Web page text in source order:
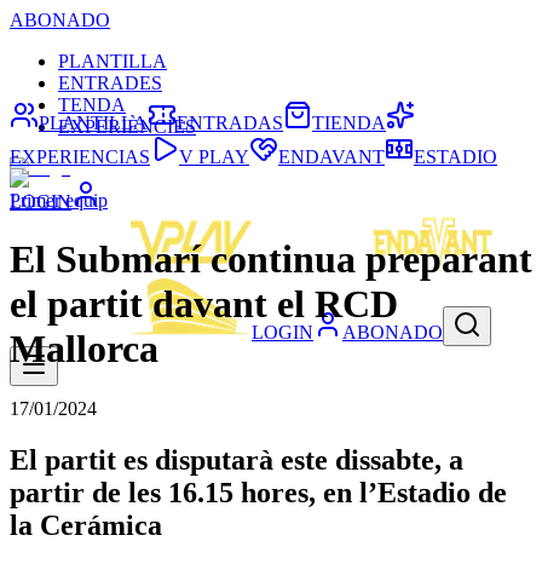
ABONADO
PLANTILLA
ENTRADES
TENDA
EXPERIÈNCIES
LOGIN
LOGIN ABONADO
PLANTILLA ENTRADAS
TIENDA
EXPERIENCIAS
V PLAY ENDAVANT ESTADIO
Primer equip
El Submarí continua preparant
el partit davant el RCD
Mallorca
17/01/2024
El partit es disputarà este dissabte, a
partir de les 16.15 hores, en l’Estadio de
la Cerámica